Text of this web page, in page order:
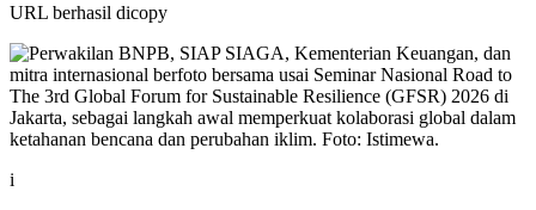
URL berhasil dicopy
i